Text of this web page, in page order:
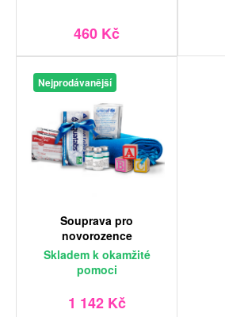
460 Kč
Nejprodávanější
Souprava pro
novorozence
Skladem k okamžité
pomoci
1 142 Kč